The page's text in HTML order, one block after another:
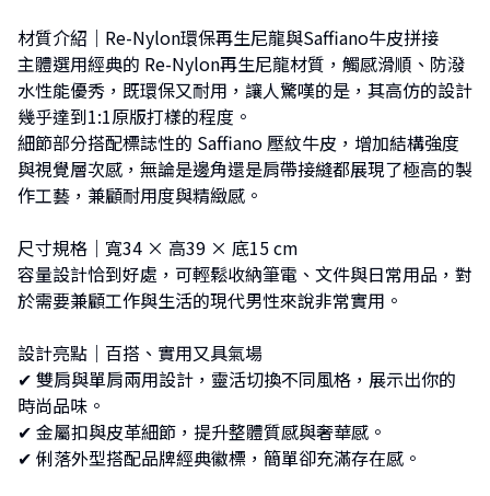
材質介紹｜Re-Nylon環保再生尼龍與Saffiano牛皮拼接
主體選用經典的 Re-Nylon再生尼龍材質，觸感滑順、防潑
水性能優秀，既環保又耐用，讓人驚嘆的是，其高仿的設計
幾乎達到1:1原版打樣的程度。
細節部分搭配標誌性的 Saffiano 壓紋牛皮，增加結構強度
與視覺層次感，無論是邊角還是肩帶接縫都展現了極高的製
作工藝，兼顧耐用度與精緻感。
尺寸規格｜寬34 × 高39 × 底15 cm
容量設計恰到好處，可輕鬆收納筆電、文件與日常用品，對
於需要兼顧工作與生活的現代男性來說非常實用。
設計亮點｜百搭、實用又具氣場
✔︎ 雙肩與單肩兩用設計，靈活切換不同風格，展示出你的
時尚品味。
✔︎ 金屬扣與皮革細節，提升整體質感與奢華感。
✔︎ 俐落外型搭配品牌經典徽標，簡單卻充滿存在感。